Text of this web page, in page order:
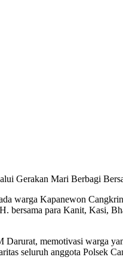
Gerakan Mari Berbagi
warga Kapanewon
para Kanit, Kasi,
memotivasi warga
seluruh anggota Polsek